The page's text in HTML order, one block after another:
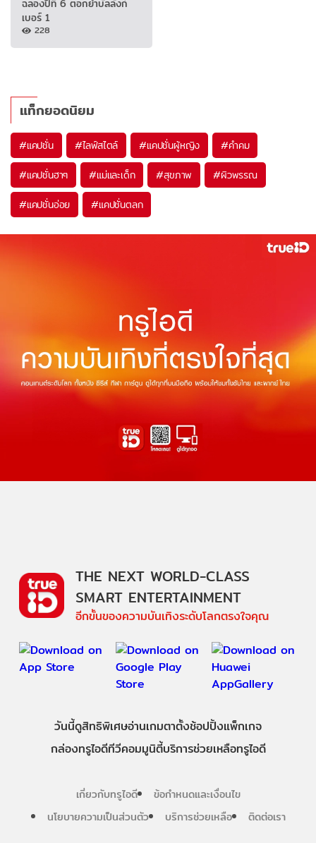
ฉลองปีที่ 6 ตอกย้ำบัลลังก์
เบอร์ 1
228
แท็กยอดนิยม
#แคปชั่น #ไลฟ์สไตล์ #แคปชั่นผู้หญิง #คำคม
#แคปชั่นฮาๆ #แม่และเด็ก #สุขภาพ #ผิวพรรณ
#แคปชั่นอ่อย #แคปชั่นตลก
THE NEXT WORLD-CLASS
SMART ENTERTAINMENT
อีกขั้นของความบันเทิงระดับโลกตรงใจคุณ
วันนี้ดูสิทธิพิเศษอ่านเกมตาตั้งช้อปปิ้งแพ็กเกจ
กล่องทรูไอดีทีวีคอมมูนิตี้บริการช่วยเหลือทรูไอดี
เกี่ยวกับทรูไอดี
ข้อกำหนดและเงื่อนไข
นโยบายความเป็นส่วนตัว
บริการช่วยเหลือ ติดต่อเรา